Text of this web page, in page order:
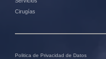
Cirugías
Politica de Privacidad de Datos